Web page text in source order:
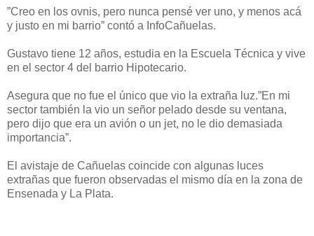
”Creo en los ovnis, pero nunca pensé ver uno, y menos acá
y justo en mi barrio” contó a InfoCañuelas.
Gustavo tiene 12 años, estudia en la Escuela Técnica y vive
en el sector 4 del barrio Hipotecario.
Asegura que no fue el único que vio la extraña luz.”En mi
sector también la vio un señor pelado desde su ventana,
pero dijo que era un avión o un jet, no le dio demasiada
importancia”.
El avistaje de Cañuelas coincide con algunas luces
extrañas que fueron observadas el mismo día en la zona de
Ensenada y La Plata.